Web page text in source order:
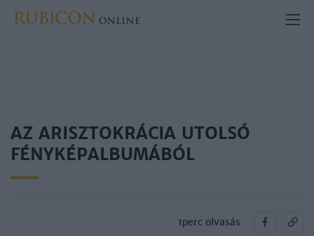
AZ ARISZTOKRÁCIA UTOLSÓ
FÉNYKÉPALBUMÁBÓL
1perc olvasás